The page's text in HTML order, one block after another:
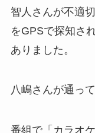
智人さんが不適
をGPSで探知さ
ありました。
八嶋さんが通っ
番組で「カラオ